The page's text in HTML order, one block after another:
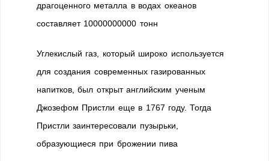
драгоценного металла в водах океанов
составляет 10000000000 тонн
Углекислый газ, который широко используется
для создания современных газированных
напитков, был открыт английским ученым
Джозефом Пристли еще в 1767 году. Тогда
Пристли заинтересовали пузырьки,
образующиеся при брожении пива